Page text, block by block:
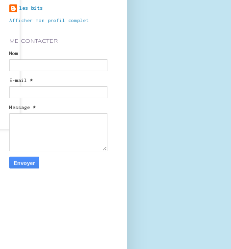
les bits
Afficher mon profil complet
ME CONTACTER
Nom
E-mail *
Message *